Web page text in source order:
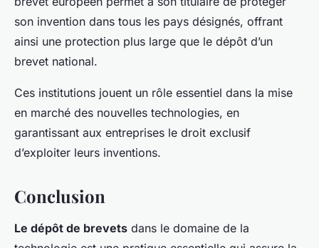
son invention dans tous les pays désignés, offrant
ainsi une protection plus large que le dépôt d’un
brevet national.
Ces institutions jouent un rôle essentiel dans la mise
en marché des nouvelles technologies, en
garantissant aux entreprises le droit exclusif
d’exploiter leurs inventions.
Conclusion
Le dépôt de brevets dans le domaine de la